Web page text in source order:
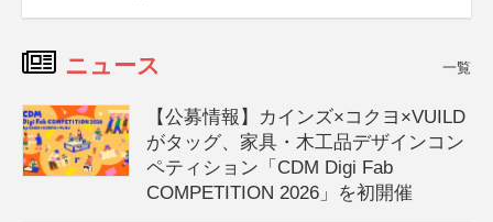
ニュース 一覧
【公募情報】カインズ×コクヨ×VUILD
がタッグ、家具・木工品デザインコン
ペティション「CDM Digi Fab
COMPETITION 2026」を初開催